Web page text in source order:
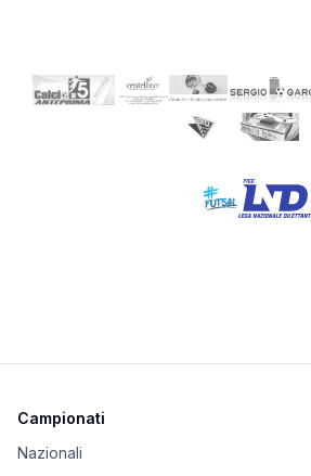
Campionati
Nazionali